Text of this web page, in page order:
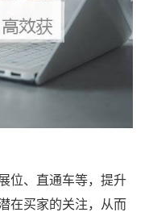
位、直通车等，提升
在买家的关注，从而